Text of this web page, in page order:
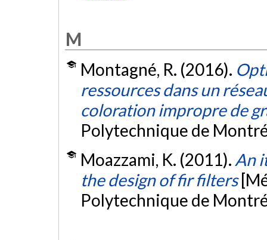
M
Montagné, R. (2016).
ressources dans un
coloration impropre de
Polytechnique de
Moazzami, K. (2011). An
the design of fir filters
Polytechnique de